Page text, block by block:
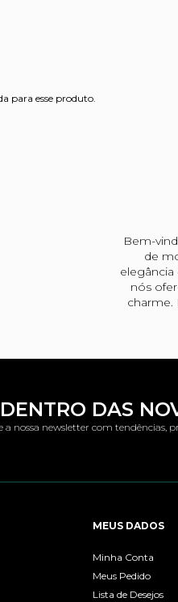
para esse produto.
Bem-
de
nós
charme.
DAS
a nossa newsletter com tendências,
MEUS DADOS
Minha Conta
Meus Pedido
Lista de Desejos